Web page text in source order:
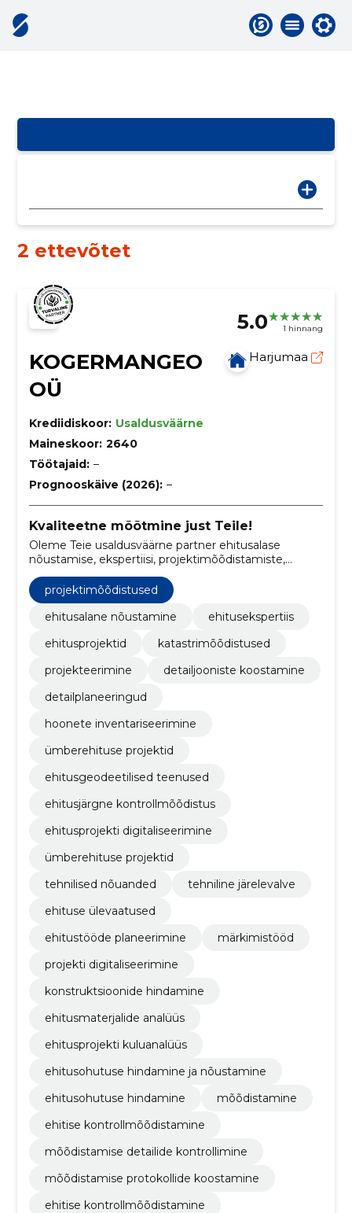
2 ettevõtet
5.0 1 hinnang
KOGERMANGEO
OÜ
Harjumaa
Krediidiskoor: Usaldusväärne
Maineskoor: 2640
Töötajaid: –
Prognooskäive (2026): –
Kvaliteetne mõõtmine just Teile!
Oleme Teie usaldusväärne partner ehitusalase
nõustamise, ekspertiisi, projektimõõdistamiste,
detailjooniste koostamise, detailplaneeringute,
märkimistööde, ümberehituse projektide,
ehitusejärgsete kontrollmõõdistuste ja ehitusprojekti
digitaliseerimise valdkonnas.
projektimõõdistused
ehitusalane nõustamine
ehitusekspertiis
ehitusprojektid
katastrimõõdistused
projekteerimine
detailjooniste koostamine
detailplaneeringud
hoonete inventariseerimine
ümberehituse projektid
ehitusgeodeetilised teenused
ehitusjärgne kontrollmõõdistus
ehitusprojekti digitaliseerimine
ümberehituse projektid
tehnilised nõuanded
tehniline järelevalve
ehituse ülevaatused
ehitustööde planeerimine
märkimistööd
projekti digitaliseerimine
konstruktsioonide hindamine
ehitusmaterjalide analüüs
ehitusprojekti kuluanalüüs
ehitusohutuse hindamine ja nõustamine
ehitusohutuse hindamine
mõõdistamine
ehitise kontrollmõõdistamine
mõõdistamise detailide kontrollimine
mõõdistamise protokollide koostamine
ehitise kontrollmõõdistamine